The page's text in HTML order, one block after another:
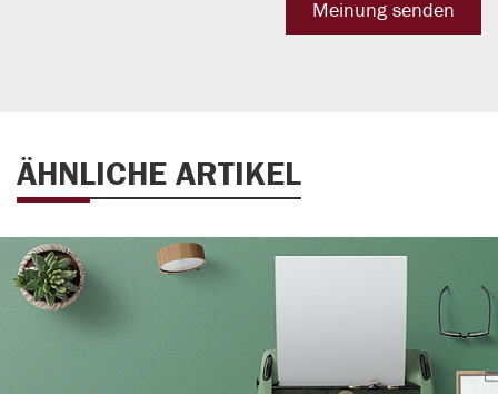
ÄHNLICHE ARTIKEL